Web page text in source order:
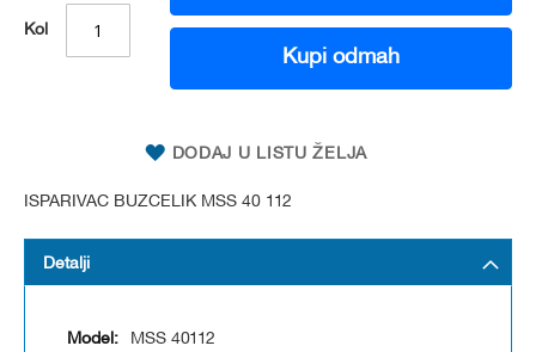
Kol
Kupi odmah
DODAJ U LISTU ŽELJA
ISPARIVAC BUZCELIK MSS 40 112
Detalji
MSS 40112